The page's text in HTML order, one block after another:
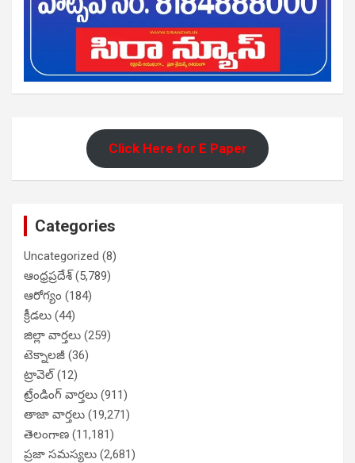
Click Here for E Paper
Categories
Uncategorized (8)
ఆంధ్రప్రదేశ్(5,789)
ఆరోగ్యం (184)
క్రీడలు (44)
జిల్లా వార్తలు (259)
టెక్నాలజీ (36)
ట్రావెల్(12)
ట్రేండింగ్ వార్తలు (911)
తాజా వార్తలు (19,271)
తెలంగాణ (11,181)
ప్రజా సమస్యలు (2,681)